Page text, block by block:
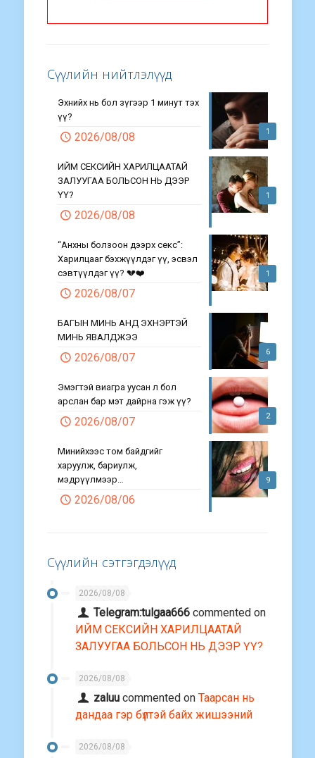
Сүүлийн нийтлэлүүд
1
Эхнийх нь бол зүгээр 1 минут тэх
үү?
2026/08/08
1
ИЙМ СЕКСИЙН ХАРИЛЦААТАЙ
ЗАЛУУГАА БОЛЬСОН НЬ ДЭЭР
ҮҮ?
2026/08/08
1
“Анхны болзоон дээрх секс”:
Харилцааг бэхжүүлдэг үү, эсвэл
сэвтүүлдэг үү? 💔❤️
2026/08/07
6
БАГЫН МИНЬ АНД ЭХНЭРТЭЙ
МИНЬ ЯВАЛДЖЭЭ
2026/08/07
2
Эмэгтэй виагра уусан л бол
арслан бар мэт дайрна гэж үү?
2026/08/07
9
Минийхээс том байдгийг
харуулж, бариулж,
мэдрүүлмээр…
2026/08/06
Сүүлийн сэтгэгдэлүүд
2026/08/08
Telegram:tulgaa666 commented on
ИЙМ СЕКСИЙН ХАРИЛЦААТАЙ
ЗАЛУУГАА БОЛЬСОН НЬ ДЭЭР ҮҮ?
2026/08/08
zaluu commented onТаарсан нь
дандаа гэр бүлтэй байх жишээний
2026/08/08